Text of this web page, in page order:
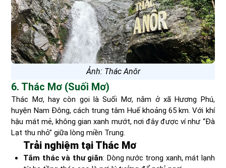
Ảnh: Thác Anôr
6. Thác Mơ (Suối Mơ)
Thác Mơ, hay còn gọi là Suối Mơ, nằm ở xã Hương Phú,
huyện Nam Đông, cách trung tâm Huế khoảng 65 km. Với khí
hậu mát mẻ, không gian xanh mướt, nơi đây được ví như “Đà
Lạt thu nhỏ” giữa lòng miền Trung.
Trải nghiệm tại Thác Mơ
Tắm thác và thư giãn: Dòng nước trong xanh, mát lạnh